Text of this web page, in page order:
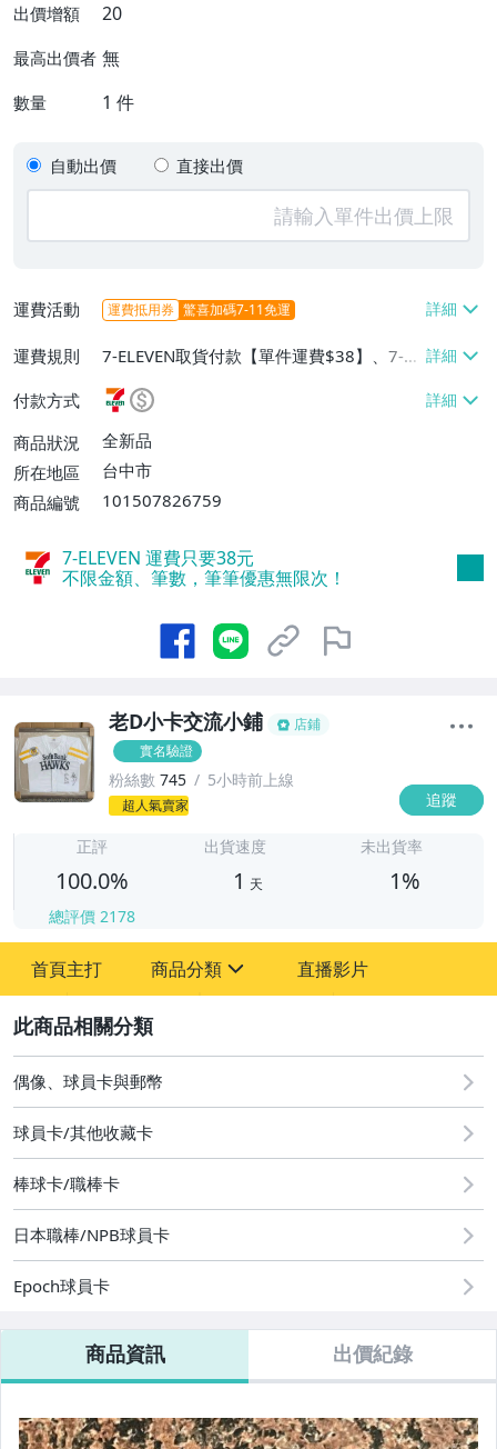
出價增額 20
最高出價者 無
數量 1 件
自動出價 直接出價
運費活動 運費抵用券 驚喜加碼7-11免運
運費規則
7-ELEVEN取貨付款【單件運費$38】、7-EL
EVEN取貨不付款【單件運費$38】、宅配/
貨運【單件運費$60、消費滿$1000免運
費】、郵局掛號【單件運費$31、滿10件或
消費滿$700免運費】、低溫配送【單件運
付款方式
商品狀況
全新品
所在地區
台中市
商品編號
101507826759
7-ELEVEN 運費只要38元
不限金額、筆數，筆筆優惠無限次！
老D小卡交流小鋪
店鋪
實名驗證
粉絲數 745 5小時前上線
超人氣賣家 追蹤
正評
100.0%
總評價 2178
出貨速度
1 天
未出貨率
1%
首頁主打 商品分類
其它
直播影片
偶像、球員卡與郵幣
球員卡/其他收藏卡
棒球卡/職棒卡
日本職棒/NPB球員卡
Epoch球員卡
商品資訊 出價紀錄